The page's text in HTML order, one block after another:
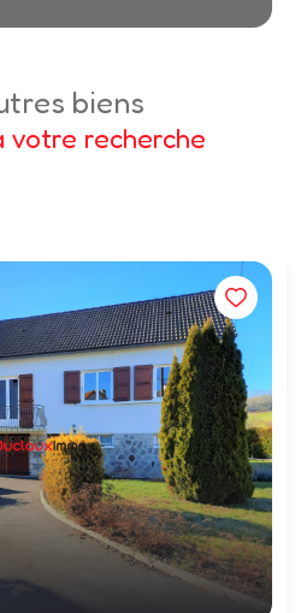
biens
votre recherche